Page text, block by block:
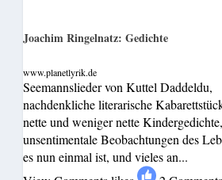
Joachim Ringelnatz: Gedichte
www.planetlyrik.de
Seemannslieder von Kuttel Daddeldu,
nachdenkliche literarische
nette und weniger nette Kindergedichte,
unsentimentale Beobachtungen des
es nun einmal ist, und vieles an...